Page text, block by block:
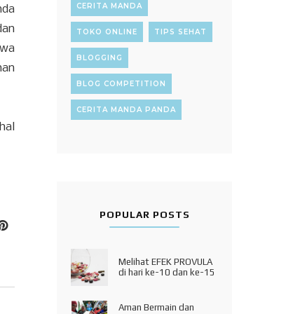
CERITA MANDA
TOKO ONLINE TIPS SEHAT
BLOGGING
BLOG COMPETITION
CERITA MANDA PANDA
POPULAR POSTS
Melihat EFEK PROVULA
di hari ke-10 dan ke-15
Aman Bermain dan